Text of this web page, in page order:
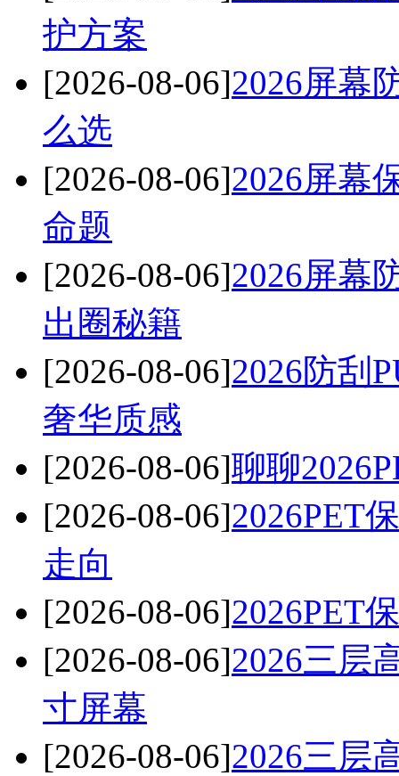
护方案
[2026-08-06]2026屏幕
么选
[2026-08-06]2026屏幕
命题
[2026-08-06]2026屏幕
出圈秘籍
[2026-08-06]2026防刮
奢华质感
[2026-08-06]聊聊
[2026-08-06]2026PET
走向
[2026-08-06]2026PET
[2026-08-06]2026三层
寸屏幕
[2026-08-06]2026三层